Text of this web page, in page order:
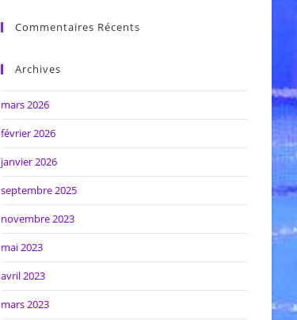
Commentaires Récents
Archives
mars 2026
février 2026
janvier 2026
septembre 2025
novembre 2023
mai 2023
avril 2023
mars 2023